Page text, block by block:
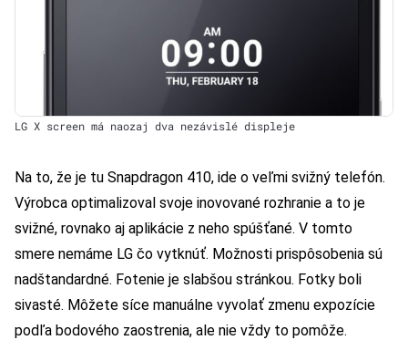
LG X screen má naozaj dva nezávislé displeje
Na to, že je tu Snapdragon 410, ide o veľmi svižný telefón.
Výrobca optimalizoval svoje inovované rozhranie a to je
svižné, rovnako aj aplikácie z neho spúšťané. V tomto
smere nemáme LG čo vytknúť. Možnosti prispôsobenia sú
nadštandardné. Fotenie je slabšou stránkou. Fotky boli
sivasté. Môžete síce manuálne vyvolať zmenu expozície
podľa bodového zaostrenia, ale nie vždy to pomôže.